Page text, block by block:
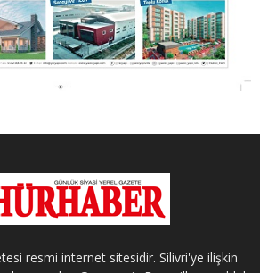
resmi internet sitesidir. Silivri'ye ilişkin